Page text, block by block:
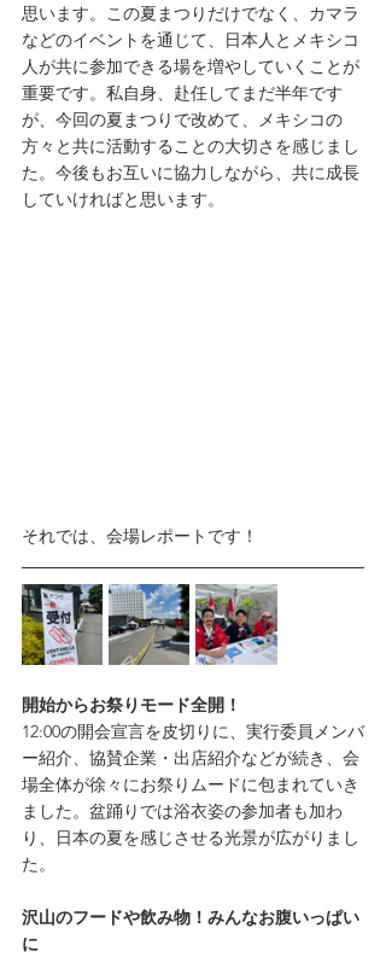
思います。この夏まつりだけでなく、カマラ
などのイベントを通じて、日本人とメキシコ
人が共に参加できる場を増やしていくことが
重要です。私自身、赴任してまだ半年です
が、今回の夏まつりで改めて、メキシコの
方々と共に活動することの大切さを感じまし
た。今後もお互いに協力しながら、共に成長
していければと思います。
それでは、会場レポートです！
開始からお祭りモード全開！
12:00の開会宣言を皮切りに、実行委員メンバ
ー紹介、協賛企業・出店紹介などが続き、会
場全体が徐々にお祭りムードに包まれていき
ました。盆踊りでは浴衣姿の参加者も加わ
り、日本の夏を感じさせる光景が広がりまし
た。
沢山のフードや飲み物！みんなお腹いっぱい
に